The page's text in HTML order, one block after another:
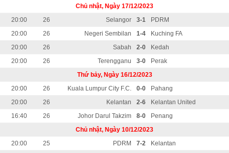
Chủ nhật, Ngày 17/12/2023
20:00
26 Selangor 3-1
PDRM
20:00
26 Negeri Sembilan 1-4
Kuching FA
20:00
26 Sabah 2-0
Kedah
20:00
26 Terengganu 3-0
Perak
Thứ bảy, Ngày 16/12/2023
20:00
26 Kuala Lumpur City F.C. 0-0
Pahang
20:00
26 Kelantan 2-6
Kelantan United
16:40
26 Johor Darul Takzim 8-0
Penang
Chủ nhật, Ngày 10/12/2023
20:00
25 PDRM 7-2
Kelantan